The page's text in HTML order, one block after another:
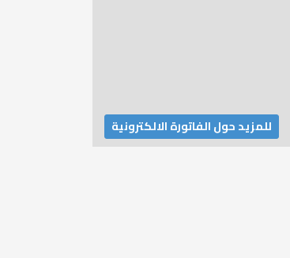
للمزيد حول الفاتورة الالكترونية